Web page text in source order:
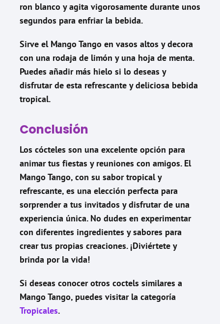
ron blanco y agita vigorosamente durante unos
segundos para enfriar la bebida.
Sirve el Mango Tango en vasos altos y decora
con una rodaja de limón y una hoja de menta.
Puedes añadir más hielo si lo deseas y
disfrutar de esta refrescante y deliciosa bebida
tropical.
Conclusión
Los cócteles son una excelente opción para
animar tus fiestas y reuniones con amigos. El
Mango Tango, con su sabor tropical y
refrescante, es una elección perfecta para
sorprender a tus invitados y disfrutar de una
experiencia única. No dudes en experimentar
con diferentes ingredientes y sabores para
crear tus propias creaciones. ¡Diviértete y
brinda por la vida!
Si deseas conocer otros coctels similares a
Mango Tango, puedes visitar la categoría
Tropicales.